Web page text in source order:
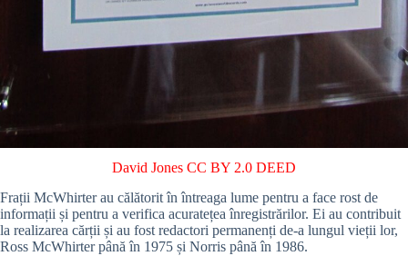
David Jones CC BY 2.0 DEED
Frații McWhirter au călătorit în întreaga lume pentru a face rost de
informații și pentru a verifica acuratețea înregistrărilor. Ei au contribuit
la realizarea cărții și au fost redactori permanenți de-a lungul vieții lor,
Ross McWhirter până în 1975 și Norris până în 1986.